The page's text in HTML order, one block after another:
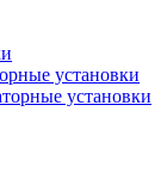
установки
установки